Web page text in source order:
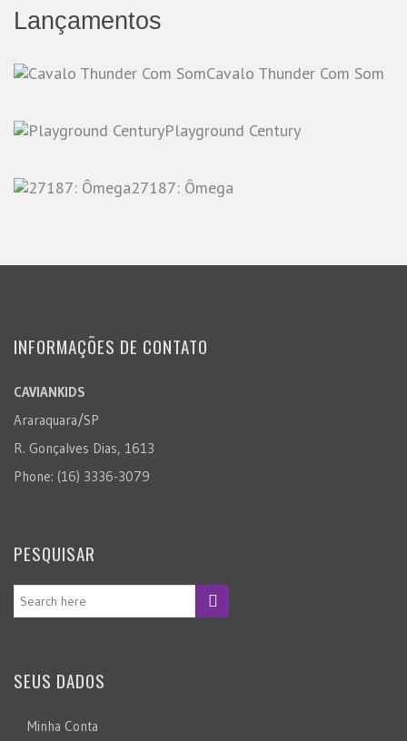
Lançamentos
Cavalo Thunder Com Som
Playground Century
27187: Ômega
INFORMAÇÕES DE CONTATO
CAVIANKIDS
Araraquara/SP
R. Gonçalves Dias, 1613
Phone: (16) 3336-3079
PESQUISAR
SEUS DADOS
Minha Conta